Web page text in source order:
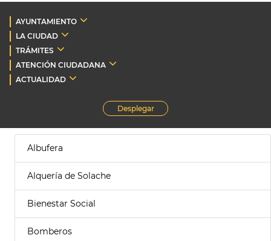
AYUNTAMIENTO
LA CIUDAD
TRÁMITES
ATENCIÓN CIUDADANA
ACTUALIDAD
Desplegar
Albufera
Alquería de Solache
Bienestar Social
Bomberos